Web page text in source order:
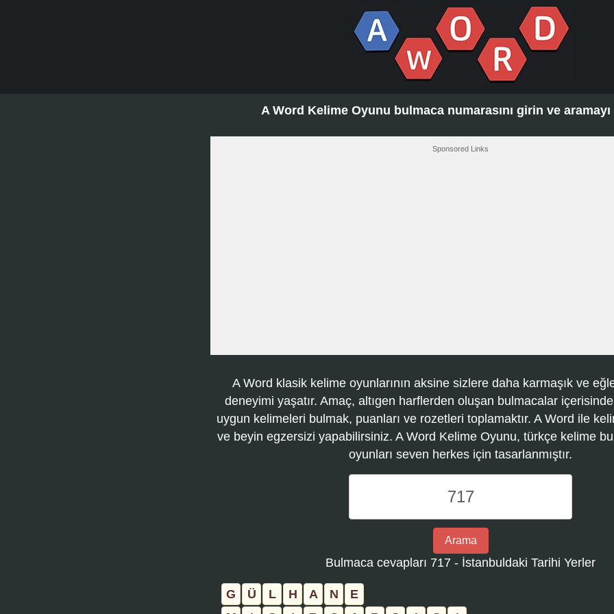
A Word Kelime Oyunu bulmaca numarasını girin ve aramayı
Sponsored Links
A Word klasik kelime oyunlarının aksine sizlere daha karmaşık ve
deneyimi yaşatır. Amaç, altıgen harflerden oluşan bulmacalar
uygun kelimeleri bulmak, puanları ve rozetleri toplamaktır. A Word ile
ve beyin egzersizi yapabilirsiniz. A Word Kelime Oyunu, türkçe kelime
oyunları seven herkes için tasarlanmıştır.
Word
Kelime
Oyunu
bulmaca
numarasını
ve
Arama
Bulmaca cevapları 717 - İstanbuldaki Tarihi Yerler
G Ü L H A N
E